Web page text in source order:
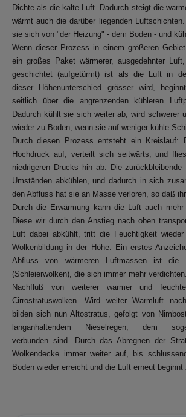
Dichte als die kalte Luft. Dadurch steigt die
wärmt auch die darüber liegenden
sie sich von "der Heizung" - dem Boden - und
Wenn dieser Prozess in einem größeren
ein großes Paket wärmerer, ausgedehnter
geschichtet (aufgetürmt) ist als die Luft in
dieser Höhenunterschied grösser wird,
seitlich über die angrenzenden kühleren
Dadurch kühlt sie sich weiter ab, wird schwerer
wieder zu Boden, wenn sie auf weniger kühle
Durch diesen Prozess entsteht ein Kreislauf:
Hochdruck auf, verteilt sich seitwärts, und
niedrigeren Drucks hin ab. Die
Umständen abkühlen, und dadurch in sich
den Abfluss hat sie an Masse verloren, so daß
Durch die Erwärmung kann die Luft auch mehr
Diese wir durch den Anstieg nach oben
Luft dabei abkühlt, tritt die Feuchtigkeit
Wolkenbildung in der Höhe. Ein erstes
Abfluss von wärmeren Luftmassen ist die
(Schleierwolken), die sich immer mehr
Nachfluß von weiterer warmer und
Cirrostratuswolken. Wird weiter Warmluft
bilden sich nun Altostratus, gefolgt von
langanhaltendem Nieselregen, dem
verbunden sind. Durch das Abregnen der
Wolkendecke immer weiter auf, bis
Boden wieder erreicht und die Luft erneut beginnt